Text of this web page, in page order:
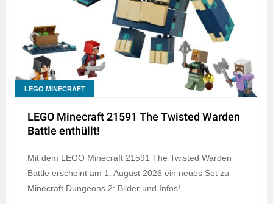
LEGO MINECRAFT
LEGO Minecraft 21591 The Twisted Warden
Battle enthüllt!
Mit dem LEGO Minecraft 21591 The Twisted Warden
Battle erscheint am 1. August 2026 ein neues Set zu
Minecraft Dungeons 2: Bilder und Infos!